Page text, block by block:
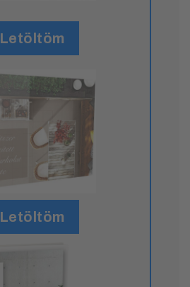
Letöltöm
Letöltöm